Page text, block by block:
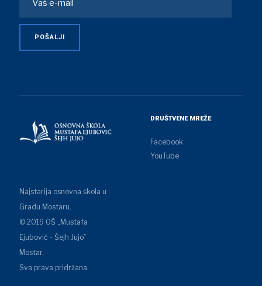
Najstarija osnovna škola u
Gradu Mostaru.
© 2019 OŠ „Mustafa
Ejubović - Šejh Jujo”
Mostar.
Sva prava pridržana.
DRUŠTVENE MREŽE
Facebook
YouTube